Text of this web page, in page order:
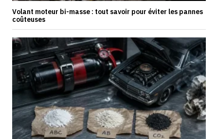
Volant moteur bi-masse : tout savoir pour éviter les pannes
coûteuses